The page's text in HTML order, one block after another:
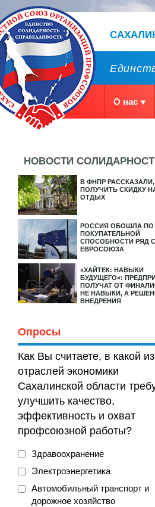
О нас
НОВОСТИ
В ФНПР РАССКАЗАЛИ,
ПОЛУЧИТЬ СКИДКУ
ОТДЫХ
РОССИЯ ОБОШЛА ПО
ПОКУПАТЕЛЬНОЙ
СПОСОБНОСТИ РЯД
ЕВРОСОЮЗА
«ХАЙТЕК: НАВЫКИ
БУДУЩЕГО»:
ПОЛУЧАТ ОТ
НЕ НАВЫКИ, А
ВНЕДРЕНИЯ
Опросы
Как Вы считаете, в какой из
отраслей экономики
Сахалинской области
улучшить качество,
эффективность и охват
профсоюзной работы?
Здравоохранение
Электроэнергетика
Автомобильный транспорт и
дорожное хозяйство